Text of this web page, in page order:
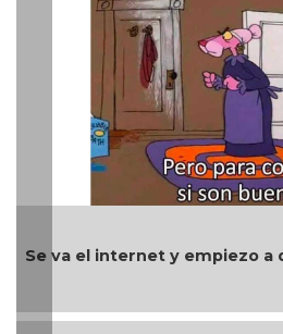
Se va el internet y empiezo a